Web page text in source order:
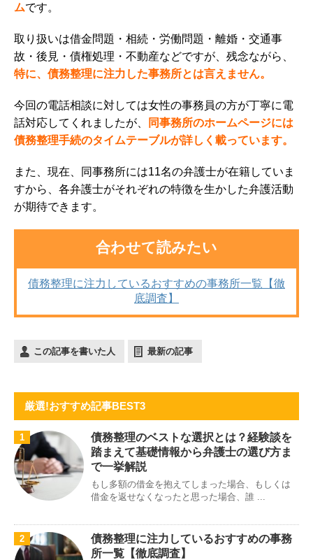
ムです。
取り扱いは借金問題・相続・労働問題・離婚・交通事
故・後見・債権処理・不動産などですが、残念ながら、
特に、債務整理に注力した事務所とは言えません。
今回の電話相談に対しては女性の事務員の方が丁寧に電
話対応してくれましたが、
同事務所のホームページには
債務整理手続のタイムテーブルが詳しく載っています。
また、現在、同事務所には11名の弁護士が在籍していま
すから、各弁護士がそれぞれの特徴を生かした弁護活動
が期待できます。
合わせて読みたい
債務整理に注力しているおすすめの事務所一覧【徹
底調査】
この記事を書いた人 最新の記事
厳選!おすすめ記事BEST3
1
債務整理のベストな選択とは？経験談を
踏まえて基礎情報から弁護士の選び方ま
で一挙解説
もし多額の借金を抱えてしまった場合、もしくは
借金を返せなくなったと思った場合、誰 ...
2
債務整理に注力しているおすすめの事務
所一覧【徹底調査】